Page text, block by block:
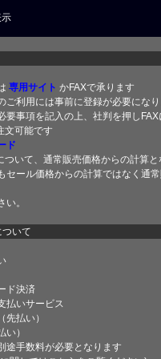
専用サイト かFAXで承ります
ご利用には事前に登録が必要にな
要事項を記入の上、社判を押し
文可能です
ド
いて、通常販売価格からの計算と
セール価格からの計算ではなく通
い。
いて
ド決済
払いサービス
先払い）
い）
途手数料が必要となります